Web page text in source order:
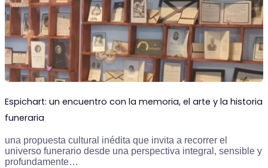
Espichart: un encuentro con la memoria, el arte y la historia
funeraria
una propuesta cultural inédita que invita a recorrer el
universo funerario desde una perspectiva integral, sensible y
profundamente…